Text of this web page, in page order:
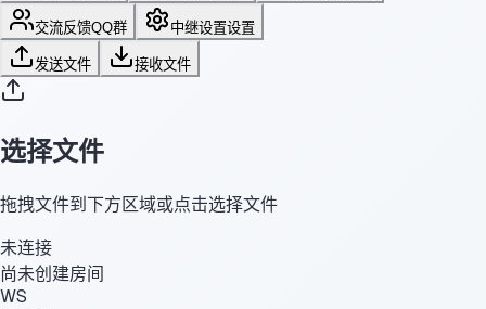
交流反馈QQ群 中继设置设置
发送文件 接收文件
选择文件
拖拽文件到下方区域或点击选择文件
未连接
尚未创建房间
WS